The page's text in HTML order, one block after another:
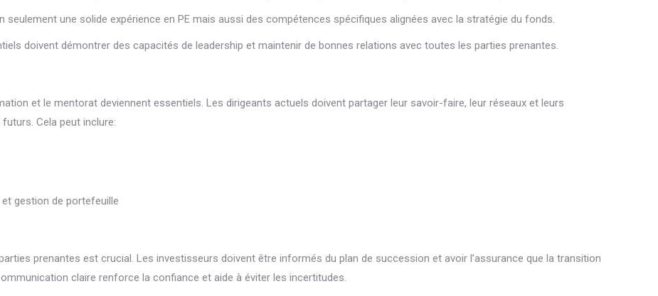
seulement une solide expérience en PE mais aussi des compétences spécifiques alignées avec la stratégie du fonds.
doivent démontrer des capacités de leadership et maintenir de bonnes relations avec toutes les parties prenantes.
et le mentorat deviennent essentiels. Les dirigeants actuels doivent partager leur savoir-faire, leur réseaux et leurs
Cela peut inclure:
gestion de portefeuille
prenantes est crucial. Les investisseurs doivent être informés du plan de succession et avoir l’assurance que la transition
claire renforce la confiance et aide à éviter les incertitudes.